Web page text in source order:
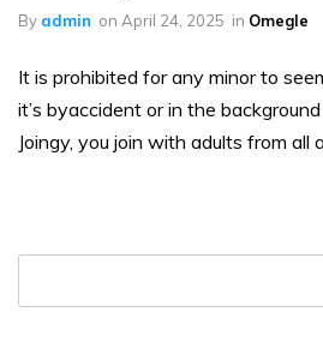
By admin on April 24, 2025 in Omegle
It is prohibited for any minor to
it’s byaccident or in the
Joingy, you join with adults from all